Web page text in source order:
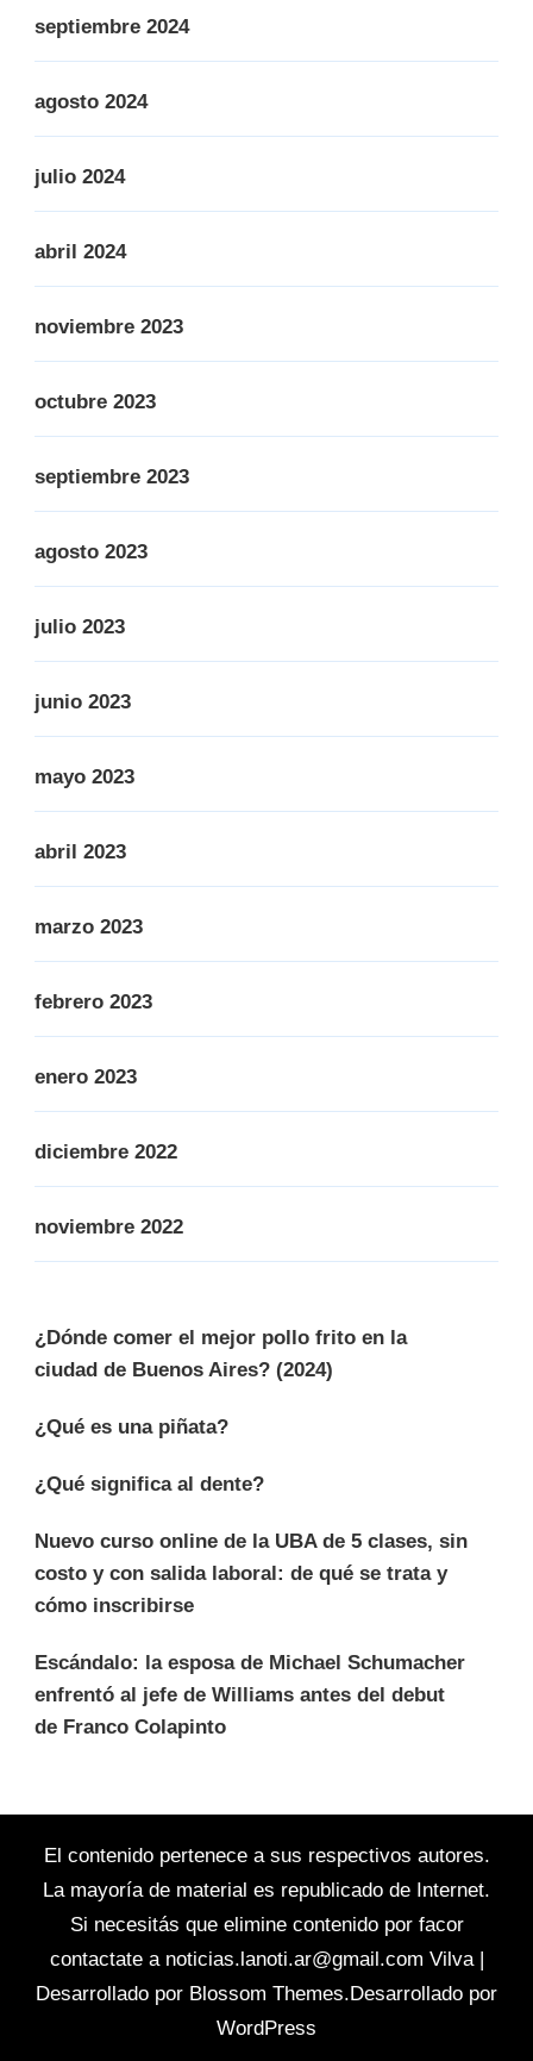
septiembre 2024
agosto 2024
julio 2024
abril 2024
noviembre 2023
octubre 2023
septiembre 2023
agosto 2023
julio 2023
junio 2023
mayo 2023
abril 2023
marzo 2023
febrero 2023
enero 2023
diciembre 2022
noviembre 2022
¿Dónde comer el mejor pollo frito en la
ciudad de Buenos Aires? (2024)
¿Qué es una piñata?
¿Qué significa al dente?
Nuevo curso online de la UBA de 5 clases, sin
costo y con salida laboral: de qué se trata y
cómo inscribirse
Escándalo: la esposa de Michael Schumacher
enfrentó al jefe de Williams antes del debut
de Franco Colapinto
El contenido pertenece a sus respectivos autores.
La mayoría de material es republicado de Internet.
Si necesitás que elimine contenido por facor
contactate a noticias.lanoti.ar@gmail.com Vilva |
Desarrollado por Blossom Themes.Desarrollado por
WordPress